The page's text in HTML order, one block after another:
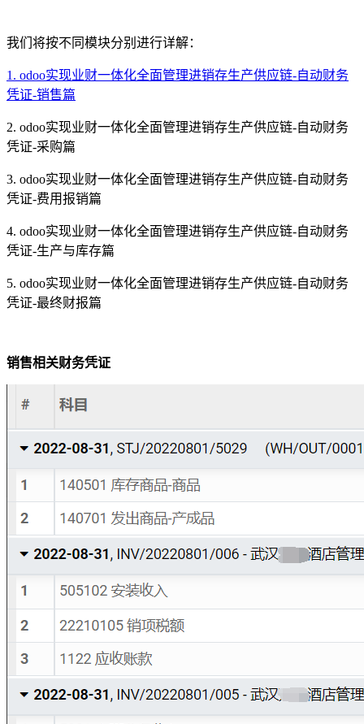
我们将按不同模块分别进行详解：
1. odoo实现业财一体化全面管理进销存生产供应链-自动财务
凭证-销售篇
2. odoo实现业财一体化全面管理进销存生产供应链-自动财务
凭证-采购篇
3. odoo实现业财一体化全面管理进销存生产供应链-自动财务
凭证-费用报销篇
4. odoo实现业财一体化全面管理进销存生产供应链-自动财务
凭证-生产与库存篇
5. odoo实现业财一体化全面管理进销存生产供应链-自动财务
凭证-最终财报篇
销售相关财务凭证